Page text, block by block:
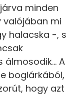
minden
valójában mi
halacska -, s
A
boglárkából,
hogy azt